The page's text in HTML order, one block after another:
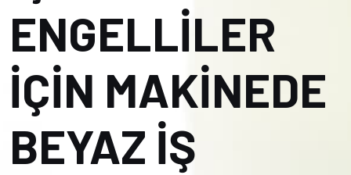
ENGELLİLER
İÇİN MAKİNEDE
BEYAZ İŞ